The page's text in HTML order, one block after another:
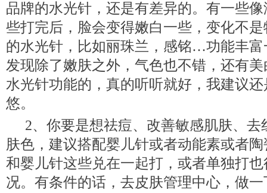
品牌的水光针，还是有差异的。有一些
些打完后，脸会变得嫩白一些，变化不
的水光针，比如丽珠兰，感铭…功能丰
发现除了嫩肤之外，气色也不错，还有
水光针功能的，真的听听就好，我建议
悠。
2、你要是想祛痘、改善敏感肌肤、
肤色，建议搭配婴儿针或者动能素或者
和婴儿针这些兑在一起打，或者单独打
况。有条件的话，去皮肤管理中心，做